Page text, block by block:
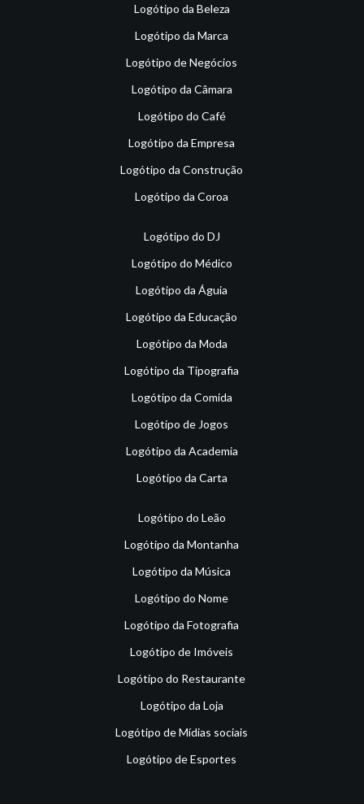
Logótipo da Beleza
Logótipo da Marca
Logótipo de Negócios
Logótipo da Câmara
Logótipo do Café
Logótipo da Empresa
Logótipo da Construção
Logótipo da Coroa
Logótipo do DJ
Logótipo do Médico
Logótipo da Águia
Logótipo da Educação
Logótipo da Moda
Logótipo da Tipografia
Logótipo da Comida
Logótipo de Jogos
Logótipo da Academia
Logótipo da Carta
Logótipo do Leão
Logótipo da Montanha
Logótipo da Música
Logótipo do Nome
Logótipo da Fotografia
Logótipo de Imóveis
Logótipo do Restaurante
Logótipo da Loja
Logótipo de Mídias sociais
Logótipo de Esportes